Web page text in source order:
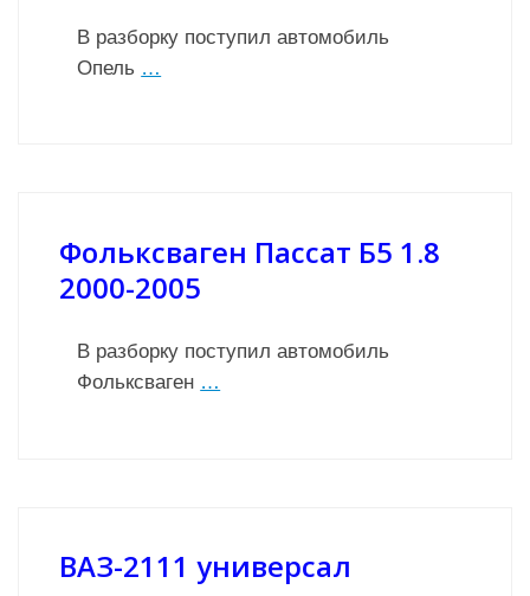
В разборку поступил автомобиль
Опель …
Фольксваген Пассат Б5 1.8
2000-2005
В разборку поступил автомобиль
Фольксваген …
ВАЗ-2111 универсал